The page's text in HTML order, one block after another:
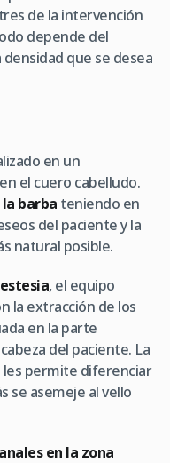
de la intervención
depende del
que se desea
en un
el cuero cabelludo.
barba teniendo en
del paciente y la
natural posible.
, el equipo
la extracción de los
en la parte
del paciente. La
permite diferenciar
se asemeje al vello
en la zona